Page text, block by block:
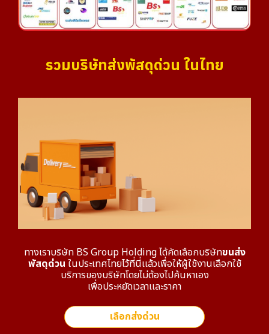
รวมบริษัทส่งพัสดุด่วน ในไทย
ทางเราบริษัท BS Group Holding ได้คัดเลือกบริษัทขนส่ง
พัสดุด่วน ในประเทศไทยไว้ที่นี่เเล้วเพื่อให้ผู้ใช้งานเลือกใช้
บริการของบริษัทโดยไม่ต้องไปค้นหาเอง
เพื่อประหยัดเวลาเเละราคา
เลือกส่งด่วน